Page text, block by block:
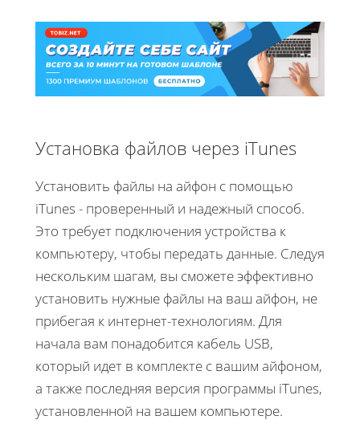
Установка файлов через iTunes
Установить файлы на айфон с помощью
iTunes - проверенный и надежный способ.
Это требует подключения устройства к
компьютеру, чтобы передать данные. Следуя
нескольким шагам, вы сможете эффективно
установить нужные файлы на ваш айфон, не
прибегая к интернет-технологиям. Для
начала вам понадобится кабель USB,
который идет в комплекте с вашим айфоном,
а также последняя версия программы iTunes,
установленной на вашем компьютере.